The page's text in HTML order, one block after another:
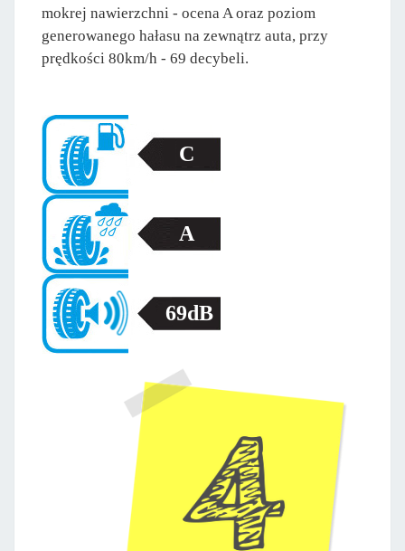
mokrej nawierzchni - ocena A oraz poziom
generowanego hałasu na zewnątrz auta, przy
prędkości 80km/h - 69 decybeli.
C
A
69dB